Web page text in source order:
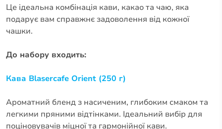
Це ідеальна комбінація кави, какао та чаю, яка
подарує вам справжнє задоволення від кожної
чашки.
До набору входить:
Кава Blasercafe Orient (250 г)
Ароматний бленд з насиченим, глибоким смаком та
легкими пряними відтінками. Ідеальний вибір для
поціновувачів міцної та гармонійної кави.